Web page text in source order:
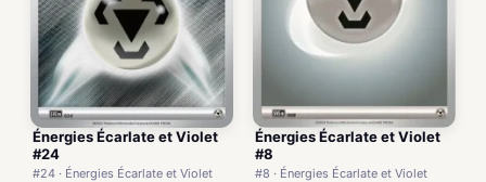
Énergies Écarlate et Violet
#24
#24 · Énergies Écarlate et Violet
Énergies Écarlate et Violet
#8
#8 · Énergies Écarlate et Violet